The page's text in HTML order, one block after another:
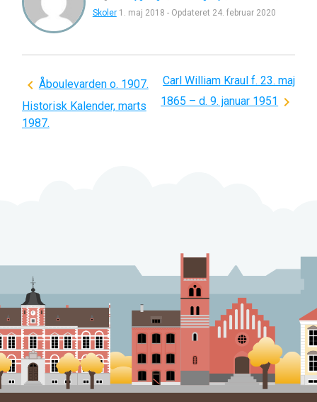
Skoler 1. maj 2018 - Opdateret 24. februar 2020
Indlægsnavigation
Åboulevarden o. 1907.
Historisk Kalender, marts
1987.
Carl William Kraul f. 23. maj
1865 – d. 9. januar 1951